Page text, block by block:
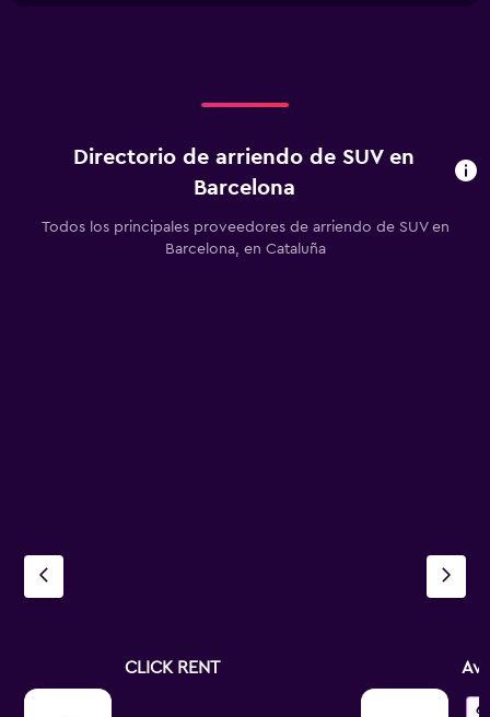
1
Directorio de arriendo de SUV en
Barcelona
Todos los principales proveedores de arriendo de SUV en
Barcelona, en Cataluña
CLICK RENT